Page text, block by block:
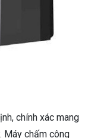
chính xác mang
Máy chấm công